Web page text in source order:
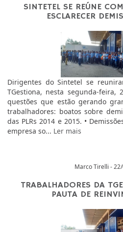
SINTETEL SE REÚNE
ESCLARECER
Dirigentes do Sintetel se
TGestiona, nesta segunda-
questões que estão gerando
trabalhadores: boatos sobre
das PLRs 2014 e 2015. •
empresa so... Ler mais
Marco Tirelli -
TRABALHADORES DA
PAUTA DE